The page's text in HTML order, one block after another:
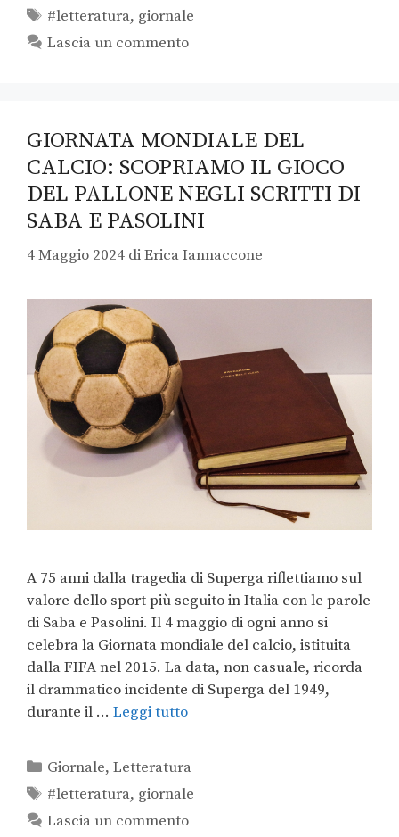
#letteratura, giornale
Lascia un commento
GIORNATA MONDIALE DEL
CALCIO: SCOPRIAMO IL GIOCO
DEL PALLONE NEGLI SCRITTI DI
SABA E PASOLINI
4 Maggio 2024 diErica Iannaccone
A 75 anni dalla tragedia di Superga riflettiamo sul
valore dello sport più seguito in Italia con le parole
di Saba e Pasolini. Il 4 maggio di ogni anno si
celebra la Giornata mondiale del calcio, istituita
dalla FIFA nel 2015. La data, non casuale, ricorda
il drammatico incidente di Superga del 1949,
durante il … Leggi tutto
Giornale,Letteratura
#letteratura, giornale
Lascia un commento